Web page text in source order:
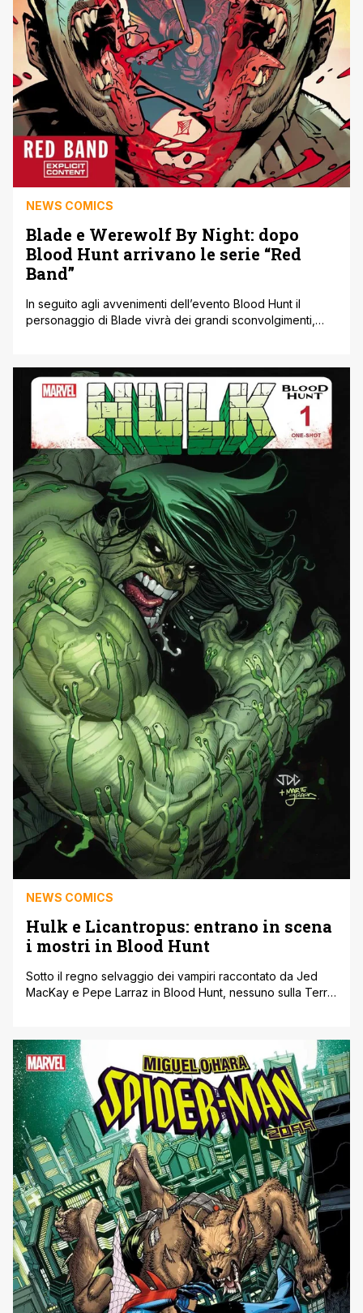
NEWS COMICS
Blade e Werewolf By Night: dopo
Blood Hunt arrivano le serie “Red
Band”
In seguito agli avvenimenti dell’evento Blood Hunt il
personaggio di Blade vivrà dei grandi sconvolgimenti,
l’autore della serie di Blade precedente al crossover,
Bryan Edward Hill (che ha scritto il personaggio anche
durante Blood Hunt nella [']
NEWS COMICS
Hulk e Licantropus: entrano in scena
i mostri in Blood Hunt
Sotto il regno selvaggio dei vampiri raccontato da Jed
MacKay e Pepe Larraz in Blood Hunt, nessuno sulla Terra
Licantropus! Le creature della notte proveranno
coraggiosamente ad affondare i denti in queste leggende
dell'orrore in due [']